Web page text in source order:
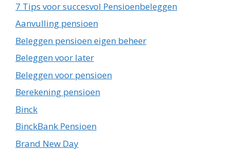
7 Tips voor succesvol Pensioenbeleggen
Aanvulling pensioen
Beleggen pensioen eigen beheer
Beleggen voor later
Beleggen voor pensioen
Berekening pensioen
Binck
BinckBank Pensioen
Brand New Day